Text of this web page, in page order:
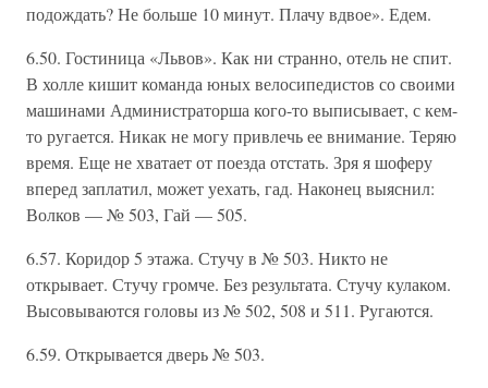
подождать? Не больше 10 минут. Плачу вдвое». Едем.
6.50. Гостиница «Львов». Как ни странно, отель не спит.
В холле кишит команда юных велосипедистов со своими
машинами Администраторша кого-то выписывает, с кем-
то ругается. Никак не могу привлечь ее внимание. Теряю
время. Еще не хватает от поезда отстать. Зря я шоферу
вперед заплатил, может уехать, гад. Наконец выяснил:
Волков — № 503, Гай — 505.
6.57. Коридор 5 этажа. Стучу в № 503. Никто не
открывает. Стучу громче. Без результата. Стучу кулаком.
Высовываются головы из № 502, 508 и 511. Pугаются.
6.59. Открывается дверь № 503.